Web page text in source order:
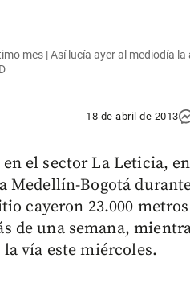
mes | Así lucía ayer al mediodía
18 de abril de 2013
el sector La Leticia,
Medellín-Bogotá
cayeron 23.000
de una semana,
vía este miércoles.